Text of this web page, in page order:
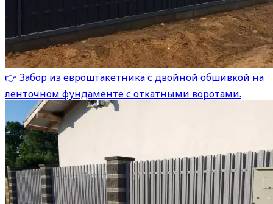
👉 Забор из евроштакетника с двойной обшивкой на
ленточном фундаменте с откатными воротами.